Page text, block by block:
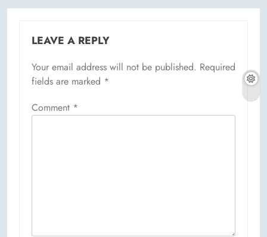
LEAVE A REPLY
Your email address will not be published. Required
fields are marked *
Comment *